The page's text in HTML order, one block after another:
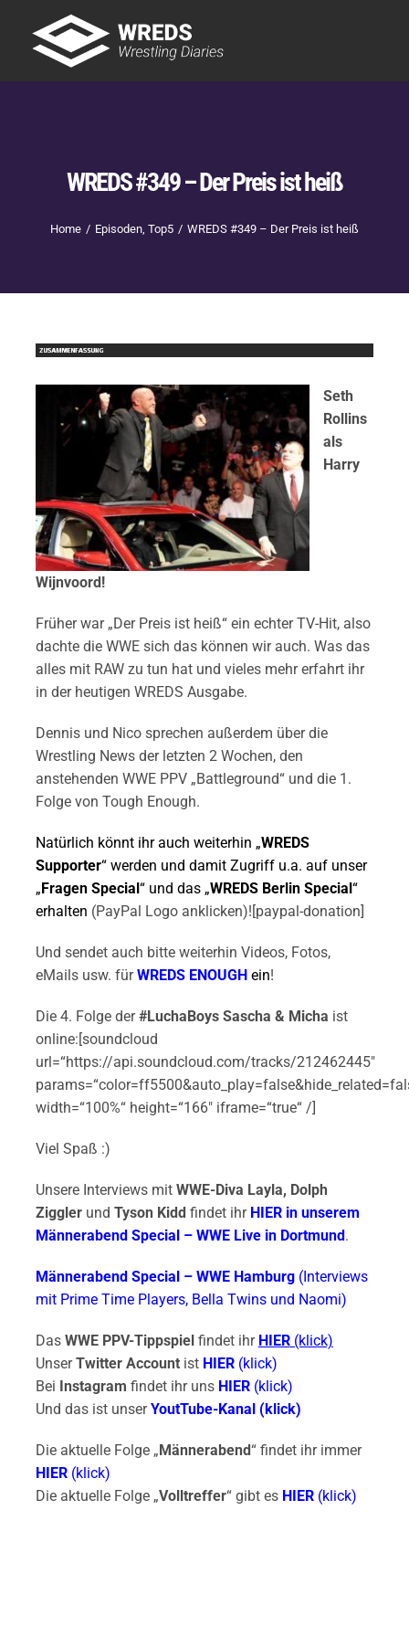
content
WREDS #349 – Der Preis ist heiß
Home Episoden Top5 WREDS #349 – Der Preis ist heiß
Seth
Rollins
als
Harry
Wijnvoord!
Früher war „Der Preis ist heiß“ ein echter TV-Hit, also
dachte die WWE sich das können wir auch. Was das
alles mit RAW zu tun hat und vieles mehr erfahrt ihr
in der heutigen WREDS Ausgabe.
Dennis und Nico sprechen außerdem über die
Wrestling News der letzten 2 Wochen, den
anstehenden WWE PPV „Battleground“ und die 1.
Folge von Tough Enough.
Natürlich könnt ihr auch weiterhin „WREDS
Supporter“ werden und damit Zugriff u.a. auf unser
„Fragen Special“ und das „WREDS Berlin Special“
erhalten (PayPal Logo anklicken)![paypal-donation]
Und sendet auch bitte weiterhin Videos, Fotos,
eMails usw. fürWREDS ENOUGHein!
Die 4. Folge der#LuchaBoys Sascha & Micha ist
online:[soundcloud
url=“https://api.soundcloud.com/tracks/212462445″
width=“100%“ height=“166″ iframe=“true“ /]
Viel Spaß :)
Unsere Interviews mit WWE-Diva Layla, Dolph
Ziggler und Tyson Kidd findet ihr HIER in unserem
Männerabend Special – WWE Live in Dortmund.
Männerabend Special – WWE Hamburg(Interviews
mit Prime Time Players, Bella Twins und Naomi)
Das WWE PPV-Tippspielfindet ihr HIER(klick)
UnserTwitter Accountist HIER(klick)
Bei Instagram findet ihr uns HIER(klick)
Und das ist unserYoutTube-Kanal (klick)
Die aktuelle Folge „Männerabend“ findet ihr immer
HIER(klick)
Die aktuelle Folge „Volltreffer“ gibt es HIER(klick)